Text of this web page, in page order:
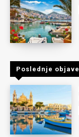
Poslednje objave